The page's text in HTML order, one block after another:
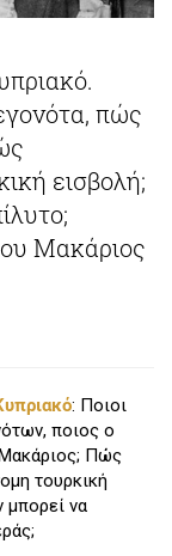
πώς
εισβολή;
Μακάριος
: Ποιοι
ποιος ο
Πώς
τουρκική
μπορεί να